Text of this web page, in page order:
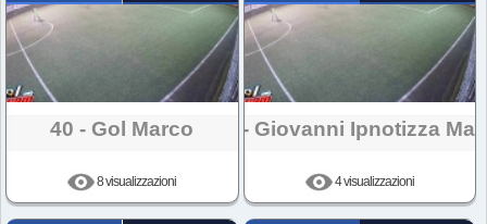
40 - Gol Marco
8 visualizzazioni
39 - Giovanni Ipnotizza
4 visualizzazioni